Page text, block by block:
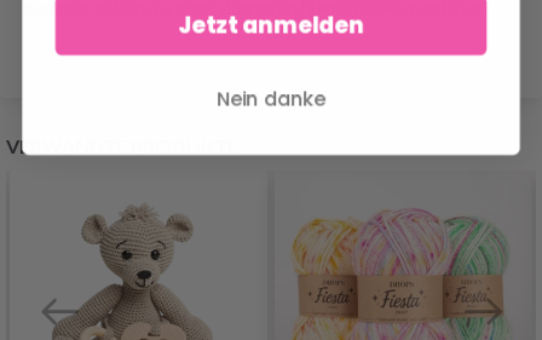
genannt haben, zu einer dünneren Nadelstärke wechseln.
VERWANDTE PRODUKTE
Jetzt anmelden
Nein danke